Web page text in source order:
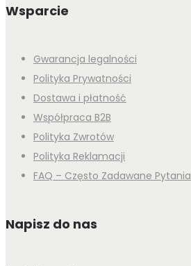
Wsparcie
Gwarancja legalności
Polityka Prywatności
Dostawa i płatność
Współpraca B2B
Polityka Zwrotów
Polityka Reklamacji
FAQ – Często Zadawane Pytania
Napisz do nas